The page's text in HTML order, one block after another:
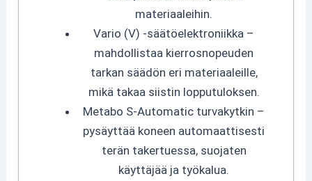
materiaaleihin.
Vario (V) -säätöelektroniikka –
mahdollistaa kierrosnopeuden
tarkan säädön eri materiaaleille,
mikä takaa siistin lopputuloksen.
Metabo S-Automatic turvakytkin –
pysäyttää koneen automaattisesti
terän takertuessa, suojaten
käyttäjää ja työkalua.